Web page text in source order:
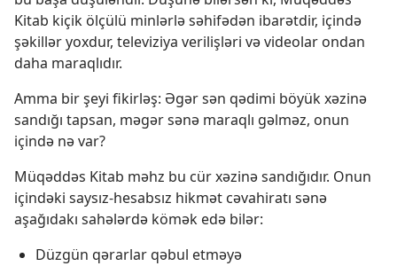
Kitab kiçik ölçülü minlərlə səhifədən ibarətdir, içində
şəkillər yoxdur, televiziya verilişləri və videolar ondan
daha maraqlıdır.
Amma bir şeyi fikirləş: Əgər sən qədimi böyük xəzinə
sandığı tapsan, məgər sənə maraqlı gəlməz, onun
içində nə var?
Müqəddəs Kitab məhz bu cür xəzinə sandığıdır. Onun
içindəki saysız-hesabsız hikmət cəvahiratı sənə
aşağıdakı sahələrdə kömək edə bilər:
Düzgün qərarlar qəbul etməyə